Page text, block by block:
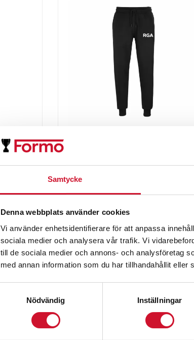
Samtycke
Denna webbplats använder cookies
Vi använder enhetsidentifierare för att anpassa
sociala medier och analysera vår trafik. Vi
till de sociala medier och annons- och analysföretag
med annan information som du har tillhandahållit
Nödvändig
Inställningar